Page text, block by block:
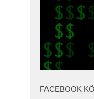
FACEBOOK